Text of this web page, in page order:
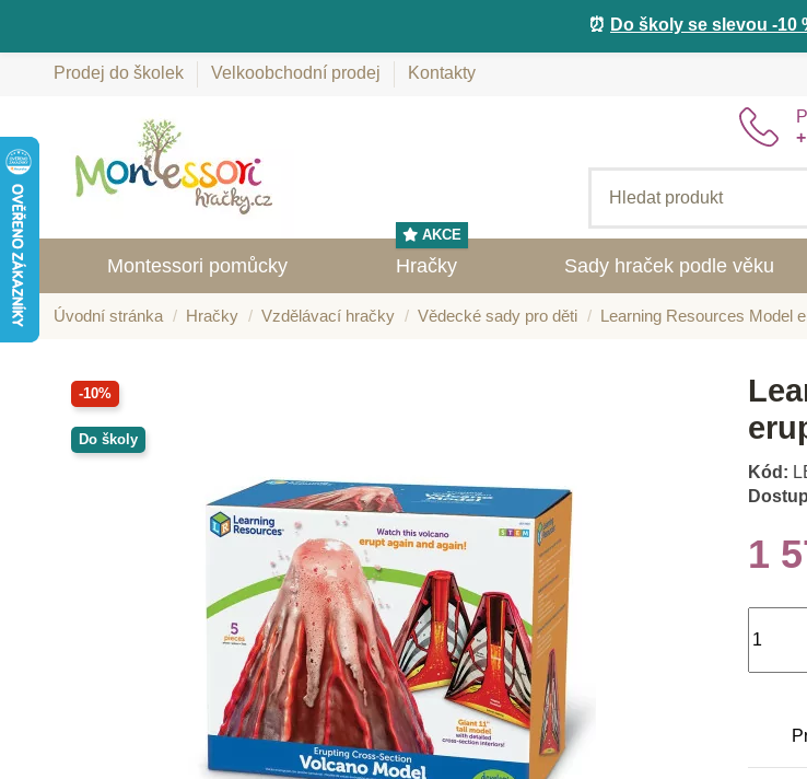
⏰ Do školy se slevou -10
Prodej do školek Velkoobchodní prodej Kontakty
Montessori pomůcky Hračky
AKCE
Sady hraček podle věku
Úvodní stránka Hračky Vzdělávací hračky Vědecké sady pro děti Learning Resources Model
-10%
Do školy
Kód:
1